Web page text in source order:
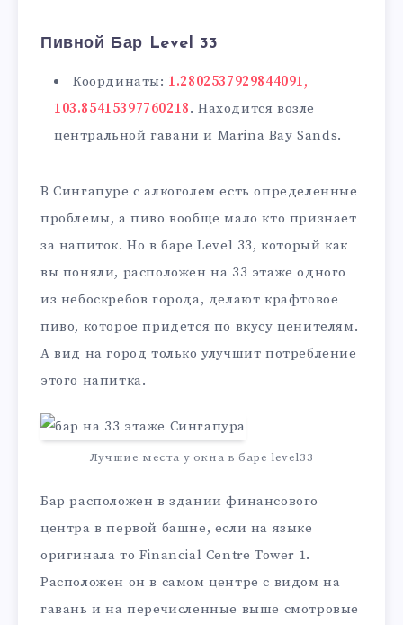
Пивной Бар Level 33
Координаты: 1.2802537929844091,
103.85415397760218. Находится возле
центральной гавани и Marina Bay Sands.
В Сингапуре с алкоголем есть определенные
проблемы, а пиво вообще мало кто признает
за напиток. Но в баре Level 33, который как
вы поняли, расположен на 33 этаже одного
из небоскребов города, делают крафтовое
пиво, которое придется по вкусу ценителям.
А вид на город только улучшит потребление
этого напитка.
Лучшие места у окна в баре level33
Бар расположен в здании финансового
центра в первой башне, если на языке
оригинала то Financial Centre Tower 1.
Расположен он в самом центре с видом на
гавань и на перечисленные выше смотровые